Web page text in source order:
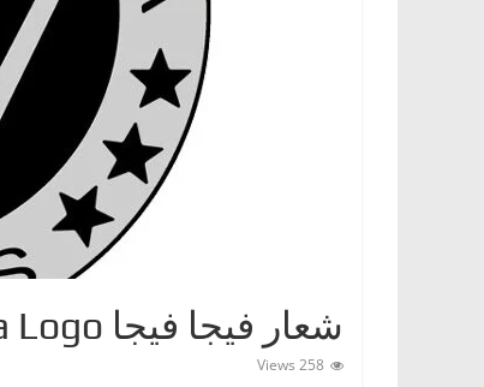
شعار فيجا فيجا Facel Vega Logo
258 Views